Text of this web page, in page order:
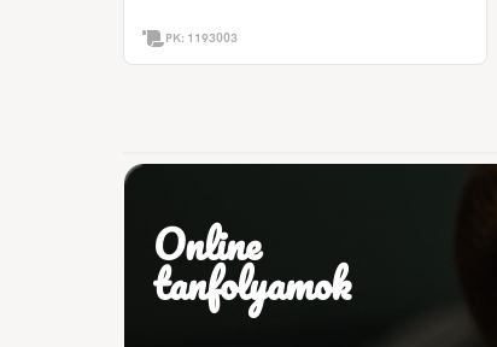
PK: 1193003
Online
tanfolyamok